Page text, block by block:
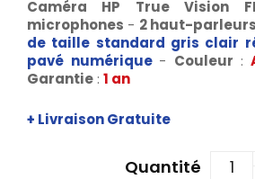
Caméra HP True Vision
microphones - 2 haut-
de taille standard gris clair
pavé numérique - Couleur :
Garantie : 1 an
+ Livraison Gratuite
Quantité